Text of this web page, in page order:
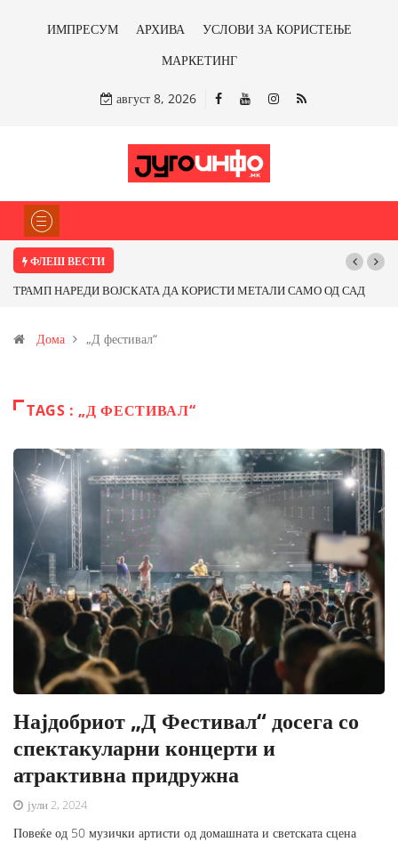
ИМПРЕСУМ АРХИВА
УСЛОВИ ЗА КОРИСТЕЊЕ
МАРКЕТИНГ
август 8, 2026
ФЛЕШ ВЕСТИ
ТРАМП НАРЕДИ ВОЈСКАТА ДА КОРИСТИ МЕТАЛИ САМО ОД САД
Иловица и со антимонот?
Дома „Д фестивал“
TAGS : „Д ФЕСТИВАЛ“
Најдобриот „Д Фестивал“ досега со
спектакуларни концерти и
атрактивна придружна
јули 2, 2024
Повеќе од 50 музички артисти од домашната и светската сцена